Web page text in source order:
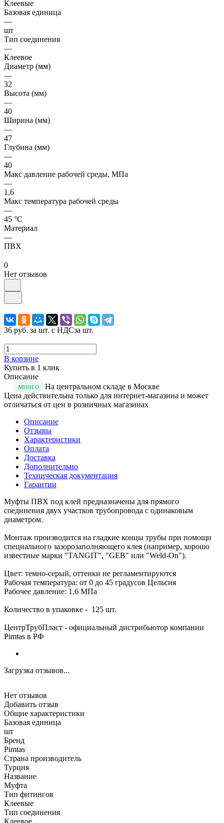
Клеевые
Базовая единица
—
шт
Тип соединения
—
Клеевое
Диаметр (мм)
—
32
Высота (мм)
—
40
Ширина (мм)
—
47
Глубина (мм)
—
40
Макс давление рабочей среды, МПа
—
1,6
Макс температура рабочей среды
—
45 °С
Материал
—
ПВХ
0
Нет отзывов
36 руб. за шт. с НДСза шт.
В корзине
Купить в 1 клик
Описание
много
На центральном складе в Москве
Цена действительна только для интернет-магазина и может
отличаться от цен в розничных магазинах
Описание
Отзывы
Характеристики
Оплата
Доставка
Дополнительно
Техническая документация
Гарантии
Муфты ПВХ под клей предназначены для прямого
соединения двух участков трубопровода с одинаковым
диаметром.
Монтаж производится на гладкие концы трубы при помощи
специального зазорозаполняющего клея (например, хорошо
известные марки "TANGIT", "GEB" или "Weld-On").
Цвет: темно-серый, оттенки не регламентируются
Рабочая температура: от 0 до 45 градусов Цельсия
Рабочее давление: 1,6 МПа
Количество в упаковке - 125 шт.
ЦентрТрубПласт - официальный дистрибьютор компании
Pimtas в РФ
Загрузка отзывов...
Нет отзывов
Добавить отзыв
Общие характеристики
Базовая единица
шт
Бренд
Pimtas
Страна производитель
Турция
Название
Муфта
Тип фитингов
Клеевые
Тип соединения
Клеевое